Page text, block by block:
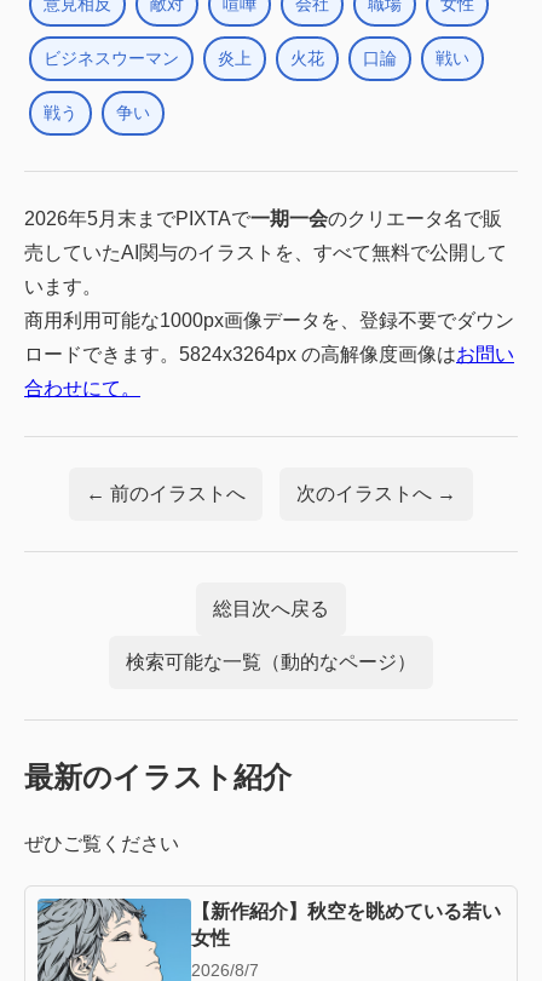
ビジネスウーマン 炎上 火花 口論 戦い
戦う 争い
2026年5月末までPIXTAで一期一会のクリエータ名で販
売していたAI関与のイラストを、すべて無料で公開して
います。
商用利用可能な1000px画像データを、登録不要でダウン
ロードできます。5824x3264px の高解像度画像はお問い
合わせにて。
← 前のイラストへ 次のイラストへ →
総目次へ戻る
検索可能な一覧（動的なページ）
最新のイラスト紹介
ぜひご覧ください
【新作紹介】秋空を眺めている若い
女性
2026/8/7